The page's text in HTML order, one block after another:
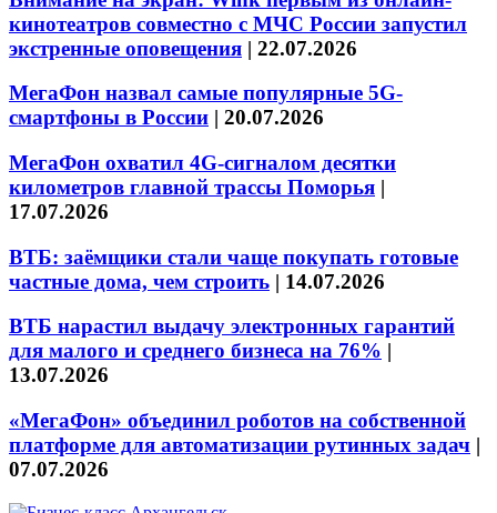
кинотеатров совместно с МЧС России запустил
экстренные оповещения | 22.07.2026
МегаФон назвал самые популярные 5G-
смартфоны в России | 20.07.2026
МегаФон охватил 4G-сигналом десятки
километров главной трассы Поморья |
17.07.2026
ВТБ: заёмщики стали чаще покупать готовые
частные дома, чем строить | 14.07.2026
ВТБ нарастил выдачу электронных гарантий
для малого и среднего бизнеса на 76% |
13.07.2026
«МегаФон» объединил роботов на собственной
платформе для автоматизации рутинных задач |
07.07.2026